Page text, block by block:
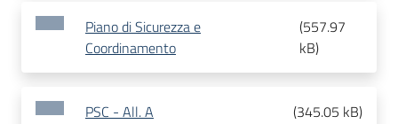
Piano di Sicurezza e
Coordinamento
(557.97
kB)
PSC - All. A (345.05 kB)